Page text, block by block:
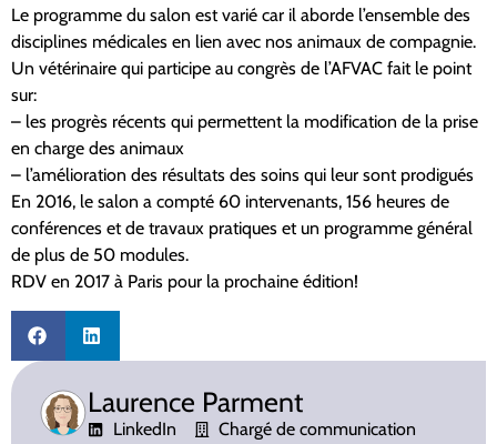
Le programme du salon est varié car il aborde l’ensemble des
disciplines médicales en lien avec nos animaux de compagnie.
Un vétérinaire qui participe au congrès de l’AFVAC fait le point
sur:
– les progrès récents qui permettent la modification de la prise
en charge des animaux
– l’amélioration des résultats des soins qui leur sont prodigués
En 2016, le salon a compté 60 intervenants, 156 heures de
conférences et de travaux pratiques et un programme général
de plus de 50 modules.
RDV en 2017 à Paris pour la prochaine édition!
Laurence Parment
LinkedIn
Chargé de communication